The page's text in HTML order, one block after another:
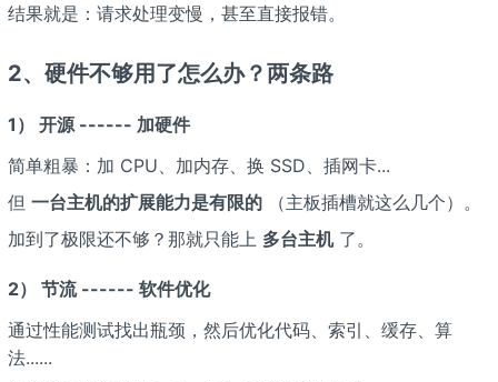
结果就是：请求处理变慢，甚至直接报错。
2、硬件不够用了怎么办？两条路
1） 开源 ------ 加硬件
简单粗暴：加 CPU、加内存、换 SSD、插网卡...
但 一台主机的扩展能力是有限的（主板插槽就这么几个）。
加到了极限还不够？那就只能上 多台主机了。
2） 节流 ------ 软件优化
通过性能测试找出瓶颈，然后优化代码、索引、缓存、算
法......